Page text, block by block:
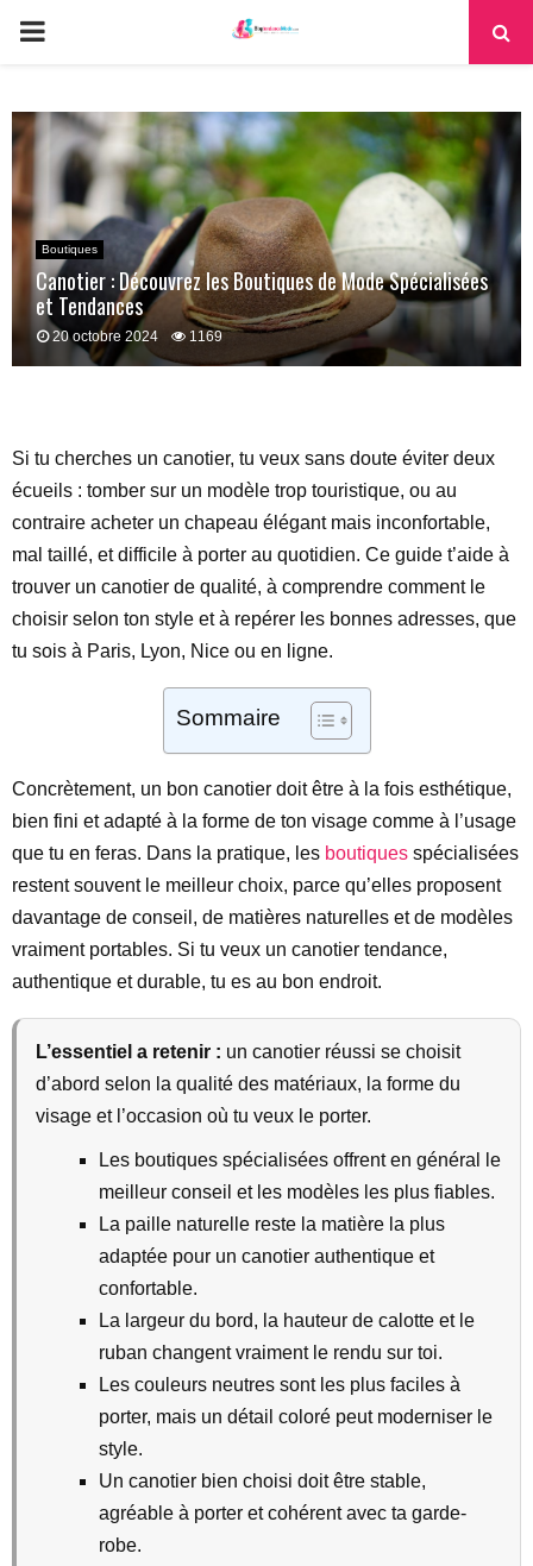
PRIMARY
Boutiques
Canotier : Découvrez les Boutiques de Mode Spécialisées
et Tendances
20 octobre 2024 1169
Si tu cherches un canotier, tu veux sans doute éviter deux
écueils : tomber sur un modèle trop touristique, ou au
contraire acheter un chapeau élégant mais inconfortable,
mal taillé, et difficile à porter au quotidien. Ce guide t’aide à
trouver un canotier de qualité, à comprendre comment le
choisir selon ton style et à repérer les bonnes adresses, que
tu sois à Paris, Lyon, Nice ou en ligne.
Sommaire
Concrètement, un bon canotier doit être à la fois esthétique,
bien fini et adapté à la forme de ton visage comme à l’usage
que tu en feras. Dans la pratique, les boutiques spécialisées
restent souvent le meilleur choix, parce qu’elles proposent
davantage de conseil, de matières naturelles et de modèles
vraiment portables. Si tu veux un canotier tendance,
authentique et durable, tu es au bon endroit.
L’essentiel a retenir : un canotier réussi se choisit
d’abord selon la qualité des matériaux, la forme du
visage et l’occasion où tu veux le porter.
Les boutiques spécialisées offrent en général le
meilleur conseil et les modèles les plus fiables.
La paille naturelle reste la matière la plus
adaptée pour un canotier authentique et
confortable.
La largeur du bord, la hauteur de calotte et le
ruban changent vraiment le rendu sur toi.
Les couleurs neutres sont les plus faciles à
porter, mais un détail coloré peut moderniser le
style.
Un canotier bien choisi doit être stable,
agréable à porter et cohérent avec ta garde-
robe.